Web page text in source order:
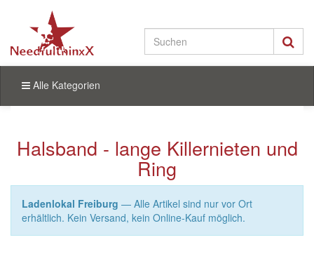
Alle Kategorien
Halsband - lange Killernieten und
Ring
Ladenlokal Freiburg — Alle Artikel sind nur vor Ort
erhältlich. Kein Versand, kein Online-Kauf möglich.